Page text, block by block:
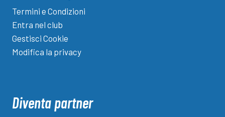
Termini e Condizioni
Entra nel club
Gestisci Cookie
Modifica la privacy
Diventa partner